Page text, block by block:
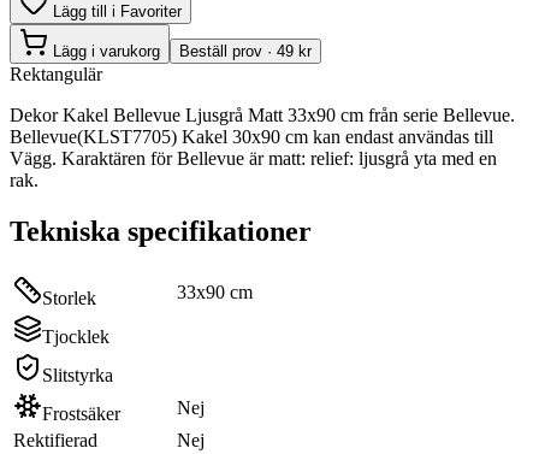
Lägg till i Favoriter
Lägg i varukorg Beställ prov · 49 kr
Rektangulär
Dekor Kakel Bellevue Ljusgrå Matt 33x90 cm från serie Bellevue.
Bellevue(KLST7705) Kakel 30x90 cm kan endast användas till
Vägg. Karaktären för Bellevue är matt: relief: ljusgrå yta med en
rak.
Tekniska specifikationer
Storlek 33x90 cm
Tjocklek
Slitstyrka
Frostsäker
Nej
Rektifierad
Nej